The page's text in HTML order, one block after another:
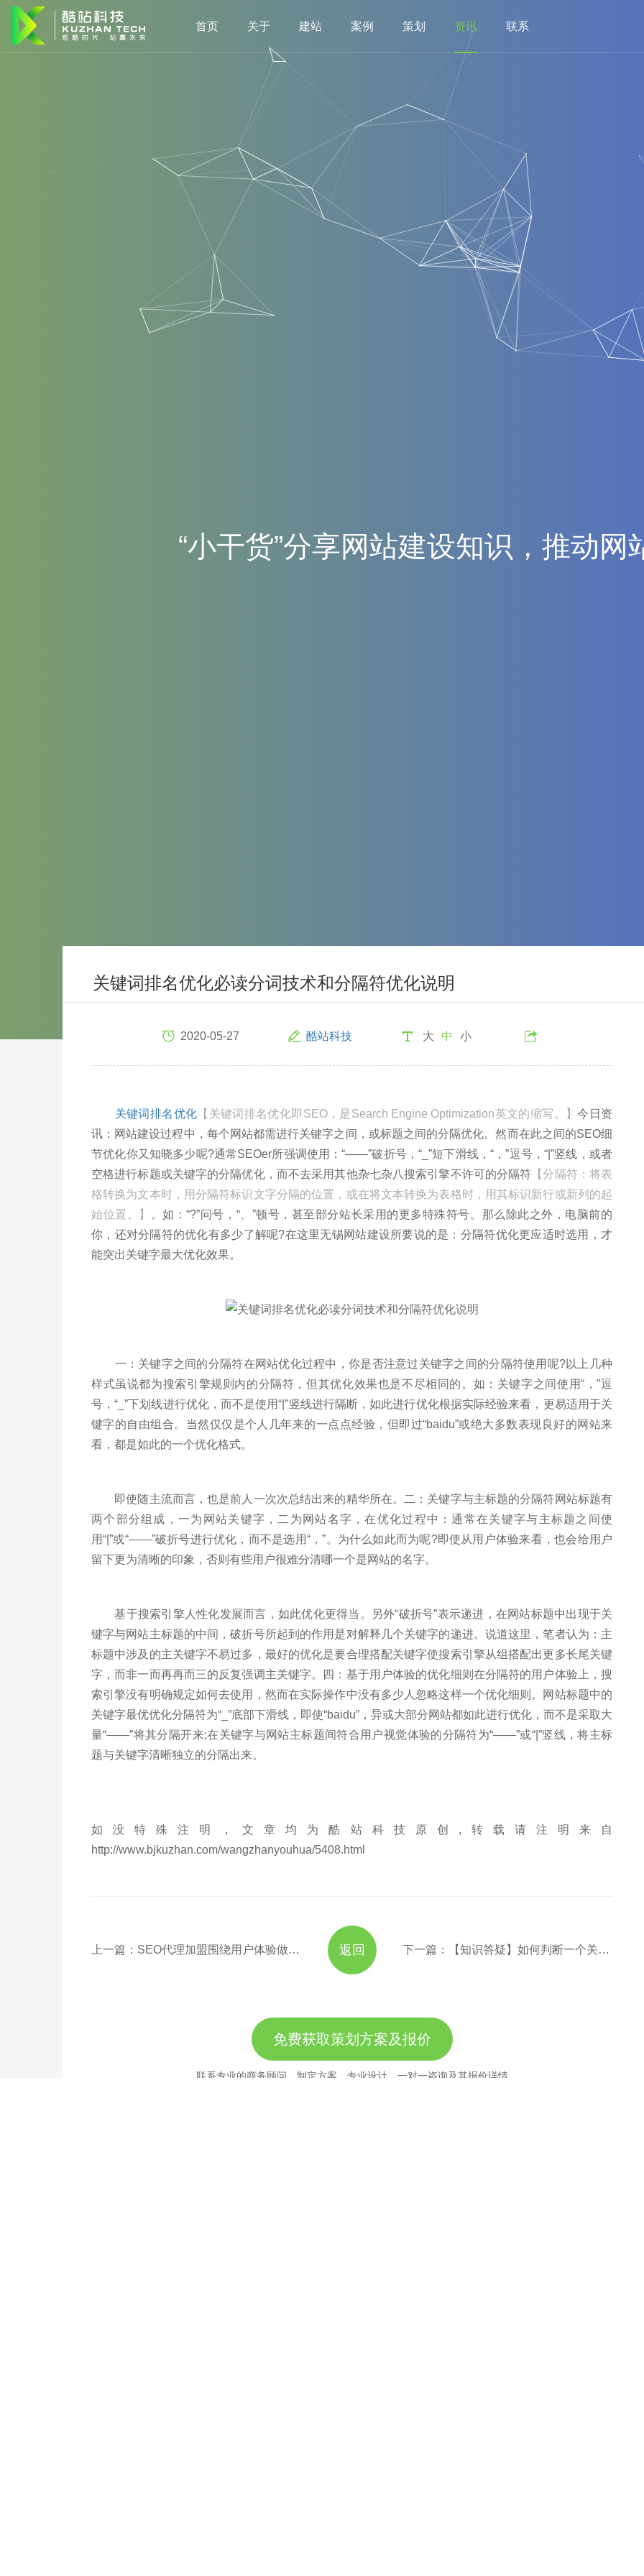
首页 关于 建站 案例 策划 资讯 联系
“小干货”分享网站建设知识 ， 推动 网
关键词排名优化必读分词技术和分隔符优化说明
2020-05-27 酷站科技 大 中 小
关键词排名优化 【关键词排名优化即SEO，是Search Engine Optimization英文的缩写。】今日资
讯：网站建设过程中，每个网站都需进行关键字之间，或标题之间的分隔优化。然而在此之间的SEO细
节优化你又知晓多少呢?通常SEOer所强调使用：“——”破折号，“_”短下滑线，“，”逗号，“|”竖线，或者
空格进行标题或关键字的分隔优化，而不去采用其他杂七杂八搜索引擎不许可的分隔符 【分隔符：将表
格转换为文本时，用分隔符标识文字分隔的位置，或在将文本转换为表格时，用其标识新行或新列的起
始位置。】
。如：“?”问号，“、”顿号，甚至部分站长采用的更多特殊符号。那么除此之外，电脑前的
你，还对分隔符的优化有多少了解呢?在这里无锡网站建设所要说的是：分隔符优化更应适时选用，才
能突出关键字最大优化效果。
一：关键字之间的分隔符在网站优化过程中，你是否注意过关键字之间的分隔符使用呢?以上几种
样式虽说都为搜索引擎规则内的分隔符，但其优化效果也是不尽相同的。如：关键字之间使用“，”逗
号，“_”下划线进行优化，而不是使用“|”竖线进行隔断，如此进行优化根据实际经验来看，更易适用于关
键字的自由组合。当然仅仅是个人几年来的一点点经验，但即过“baidu”或绝大多数表现良好的网站来
看，都是如此的一个优化格式。
即使随主流而言，也是前人一次次总结出来的精华所在。二：关键字与主标题的分隔符网站标题有
两个部分组成，一为网站关键字，二为网站名字，在优化过程中：通常在关键字与主标题之间使
用“|”或“——”破折号进行优化，而不是选用“，”。为什么如此而为呢?即使从用户体验来看，也会给用户
留下更为清晰的印象，否则有些用户很难分清哪一个是网站的名字。
基于搜索引擎人性化发展而言，如此优化更得当。另外“破折号”表示递进，在网站标题中出现于关
键字与网站主标题的中间，破折号所起到的作用是对解释几个关键字的递进。说道这里，笔者认为：主
标题中涉及的主关键字不易过多，最好的优化是要合理搭配关键字使搜索引擎从组搭配出更多长尾关键
字，而非一而再再而三的反复强调主关键字。四：基于用户体验的优化细则在分隔符的用户体验上，搜
索引擎没有明确规定如何去使用，然而在实际操作中没有多少人忽略这样一个优化细则。网站标题中的
关键字最优优化分隔符为“_”底部下滑线，即使“baidu”，异或大部分网站都如此进行优化，而不是采取大
量“——”将其分隔开来;在关键字与网站主标题间符合用户视觉体验的分隔符为“——”或“|”竖线，将主标
题与关键字清晰独立的分隔出来。
如没特殊注明，文章均为酷站科技原创,转载请注明来自
http://www.bjkuzhan.com/wangzhanyouhua/5408.html
上一篇：SEO代理加盟围绕用户体验做SEO应注意哪些问题 下一篇：【知识答疑】如何判断一个关键词的优化难度?
返回
免费获取策划方案及报价
联系专业的商务顾问，制定方案，专业设计，一对一咨询及其报价详情